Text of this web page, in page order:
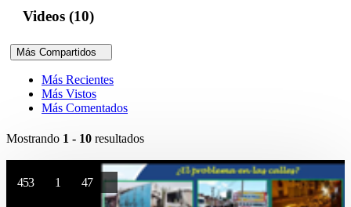
Videos (10)
Más Compartidos
Más Recientes
Más Vistos
Más Comentados
Mostrando 1 - 10 resultados
453 1 47